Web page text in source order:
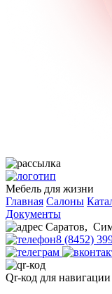
Мебель для жизни
Главная Салоны
Документы
Саратов,
8 (8452)
Qr-код для